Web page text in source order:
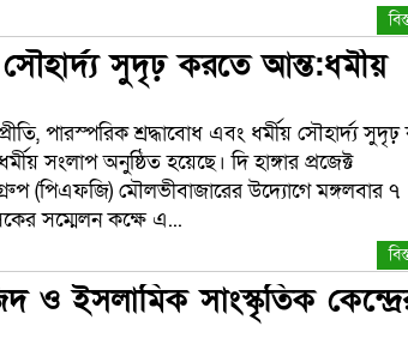
সুদৃঢ় করতে আন্ত:ধর্মীয়
পারস্পরিক শ্রদ্ধাবোধ এবং ধর্মীয় সৌহার্দ্য
সংলাপ অনুষ্ঠিত হয়েছে। দি হাঙ্গার প্রজেক্ট
(পিএফজি) মৌলভীবাজারের উদ্যোগে মঙ্গলবার ৭
সম্মেলন কক্ষে এ...
ও ইসলামিক সাংস্কৃতিক